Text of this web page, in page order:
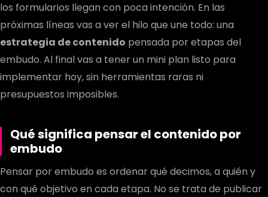
los formularios llegan con poca intención. En las
próximas líneas vas a ver el hilo que une todo: una
estrategia de contenido pensada por etapas del
embudo. Al final vas a tener un mini plan listo para
implementar hoy, sin herramientas raras ni
presupuestos imposibles.
Qué significa pensar el contenido por
embudo
Pensar por embudo es ordenar qué decimos, a quién y
con qué objetivo en cada etapa. No se trata de publicar